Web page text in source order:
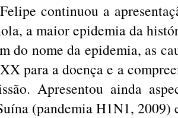
continuou a
a maior epidemia da
do nome da epidemia, as
para a doença e a
Apresentou ainda
(pandemia H1N1, 2009)